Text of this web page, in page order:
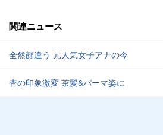
関連ニュース
全然顔違う 元人気女子アナの今
杏の印象激変 茶髪&パーマ姿に